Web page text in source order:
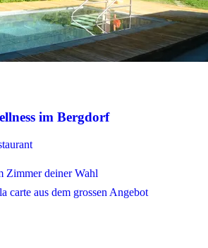
im Bergdorf
Zimmer deiner Wahl
carte aus dem grossen Angebot